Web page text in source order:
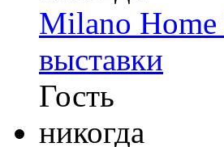
Milano Home
выставки
Гость
никогда